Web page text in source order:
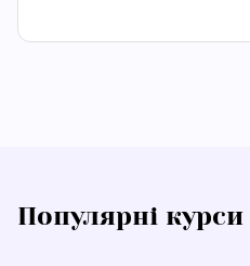
Популярні курси